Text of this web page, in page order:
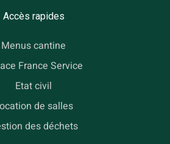
Accès rapides
Menus cantine
France Service
Etat civil
de salles
des déchets